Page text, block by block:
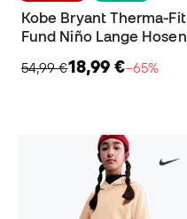
Kobe Bryant Therma-Fit
Fund Niño Lange Hosen
54,99 €18,99 €−65%